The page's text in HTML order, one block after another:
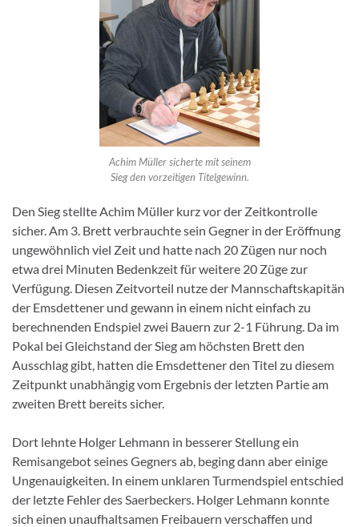
Achim Müller sicherte mit seinem
Sieg den vorzeitigen Titelgewinn.
Den Sieg stellte Achim Müller kurz vor der Zeitkontrolle
sicher. Am 3. Brett verbrauchte sein Gegner in der Eröffnung
ungewöhnlich viel Zeit und hatte nach 20 Zügen nur noch
etwa drei Minuten Bedenkzeit für weitere 20 Züge zur
Verfügung. Diesen Zeitvorteil nutze der Mannschaftskapitän
der Emsdettener und gewann in einem nicht einfach zu
berechnenden Endspiel zwei Bauern zur 2-1 Führung. Da im
Pokal bei Gleichstand der Sieg am höchsten Brett den
Ausschlag gibt, hatten die Emsdettener den Titel zu diesem
Zeitpunkt unabhängig vom Ergebnis der letzten Partie am
zweiten Brett bereits sicher.
Dort lehnte Holger Lehmann in besserer Stellung ein
Remisangebot seines Gegners ab, beging dann aber einige
Ungenauigkeiten. In einem unklaren Turmendspiel entschied
der letzte Fehler des Saerbeckers. Holger Lehmann konnte
sich einen unaufhaltsamen Freibauern verschaffen und